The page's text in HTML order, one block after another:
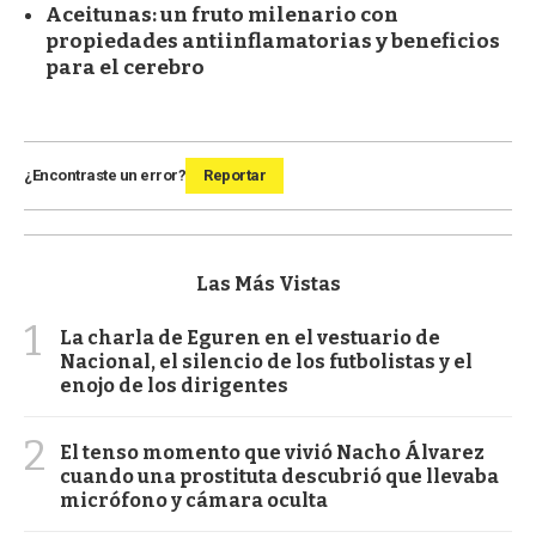
Aceitunas: un fruto milenario con
propiedades antiinflamatorias y beneficios
para el cerebro
¿Encontraste un error? Reportar
Las Más Vistas
1
La charla de Eguren en el vestuario de
Nacional, el silencio de los futbolistas y el
enojo de los dirigentes
2
El tenso momento que vivió Nacho Álvarez
cuando una prostituta descubrió que llevaba
micrófono y cámara oculta